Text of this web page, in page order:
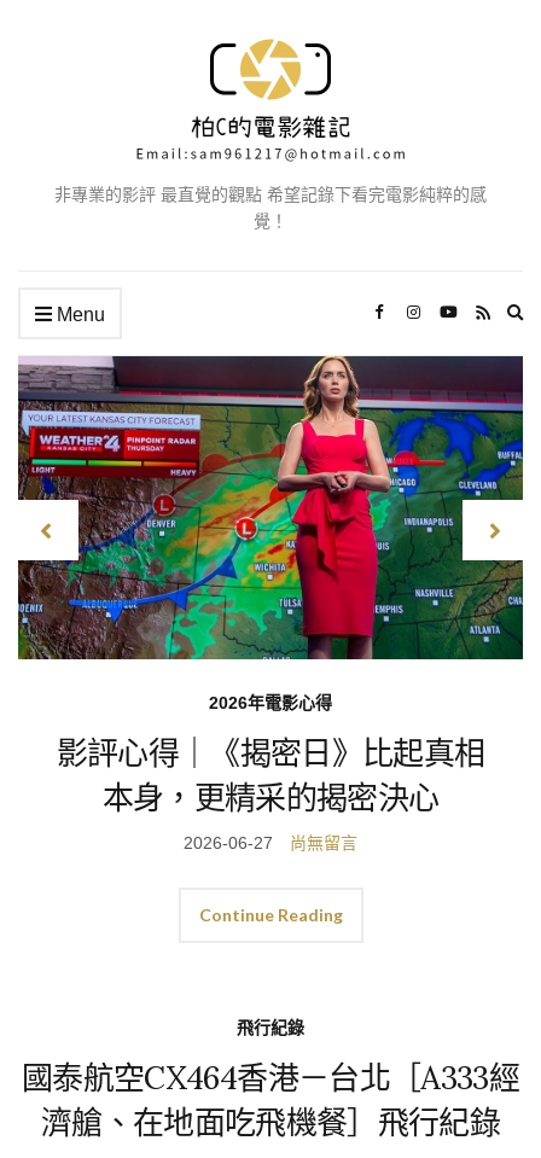
非專業的影評 最直覺的觀點 希望記錄下看完電影純粹的感
覺！
Menu
2026年電影心得
影評心得｜《揭密日》比起真相
本身，更精采的揭密決心
2026-06-27 尚無留言
Continue Reading
星宇航空JX236香港－台北
［A321neo經濟艙、Kyra
Lounge］飛行紀錄
1 則留言
Continue Reading
飛行紀錄
國泰航空CX464香港－台北［A333經
濟艙、在地面吃飛機餐］飛行紀錄